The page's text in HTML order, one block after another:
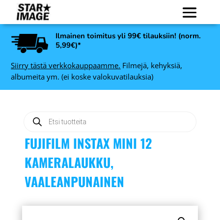
Ilmainen toimitus yli 99€ tilauksiin! (norm.
5,99€)*
Siirry tästä verkkokauppaamme. Filmejä, kehyksiä,
albumeita ym. (ei koske valokuvatilauksia)
search
FUJIFILM INSTAX MINI 12
KAMERALAUKKU,
VAALEANPUNAINEN
ADOX Scala